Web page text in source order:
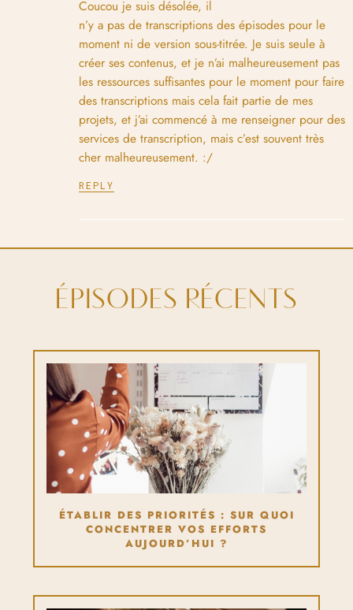
Coucou je suis désolée, il
n’y a pas de transcriptions des épisodes pour le
moment ni de version sous-titrée. Je suis seule à
créer ses contenus, et je n’ai malheureusement pas
les ressources suffisantes pour le moment pour faire
des transcriptions mais cela fait partie de mes
projets, et j’ai commencé à me renseigner pour des
services de transcription, mais c’est souvent très
cher malheureusement. :/
REPLY
ÉPISODES RÉCENTS
ÉTABLIR DES PRIORITÉS : SUR QUOI
CONCENTRER VOS EFFORTS
AUJOURD’HUI ?